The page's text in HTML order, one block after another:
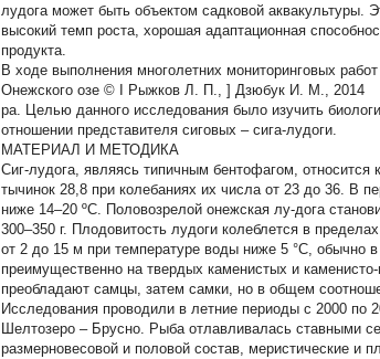
лудога может быть объектом садковой аквакультуры.
высокий темп роста, хорошая адаптационная
продукта.
В ходе выполнения многолетних мониторинговых
Онежского озе © I Рыжков Л. П., ] Дзюбук И. М., 2014
ра. Целью данного исследования было изучить
отношении представителя сиговых – сига-лудоги.
МАТЕРИАЛ И МЕТОДИКА
Сиг-лудога, являясь типичным бентофагом,
тычинок 28,8 при колебаниях их числа от 23 до 36. В
ниже 14–20 ºС. Половозрелой онежская лу-дога
300–350 г. Плодовитость лудоги колеблется в
от 2 до 15 м при температуре воды ниже 5 °C, обычно
преимущественно на твердых каменистых и
преобладают самцы, затем самки, но в общем
Исследования проводили в летние периоды с 2000 по
Шелтозеро – Брусно. Рыба отлавливалась ставными
размерновесовой и половой состав, меристические и